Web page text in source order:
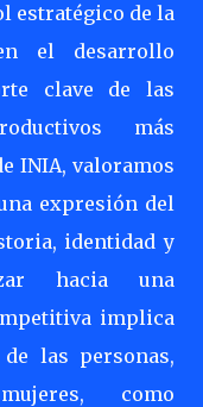
estratégico de la
el desarrollo
clave de las
más
INIA, valoramos
expresión del
identidad y
hacia una
implica
las personas,
como